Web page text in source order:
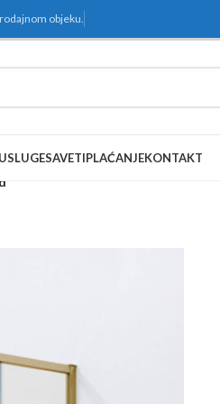
objeku.
USLUGESAVETIPLAĆANJEKONTAKT